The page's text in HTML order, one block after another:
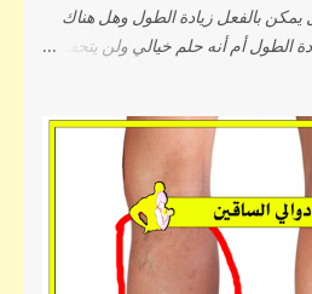
عن 150 ...
يمكن بالفعل زيادة الطول وهل هناك
الطول أم أنه حلم خيالي ولن يتحقق,
هذه المقالة عن حقيقة زيادة الطول
زيادة الطول لكل من الأطفال
تابعوا القراءة معنا... كيف يحدث النمو
معرفة طبيعة وميكانيكة نمو العظام
المحفزة والمتحكمة في زيادة
هذه العوامل, فنجد أنه يزيد العظم